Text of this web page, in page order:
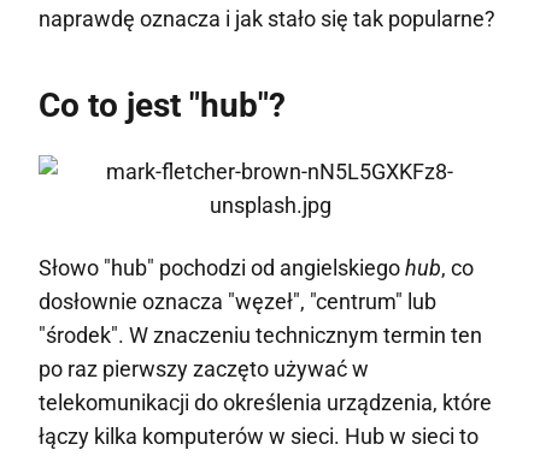
naprawdę oznacza i jak stało się tak popularne?
Co to jest "hub"?
Słowo "hub" pochodzi od angielskiegohub, co
dosłownie oznacza "węzeł", "centrum" lub
"środek". W znaczeniu technicznym termin ten
po raz pierwszy zaczęto używać w
telekomunikacji do określenia urządzenia, które
łączy kilka komputerów w sieci. Hub w sieci to